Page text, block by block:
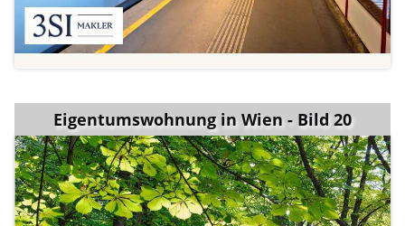
Eigentumswohnung in Wien - Bild 20